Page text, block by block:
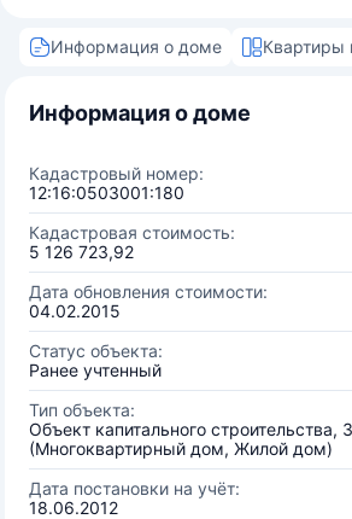
Информация о доме Квартиры
Информация о доме
Кадастровый номер:
12:16:0503001:180
Кадастровая стоимость:
5 126 723,92
Дата обновления стоимости:
04.02.2015
Статус объекта:
Ранее учтенный
Тип объекта:
Объект капитального строительства,
(Многоквартирный дом, Жилой дом)
Дата постановки на учёт:
18.06.2012